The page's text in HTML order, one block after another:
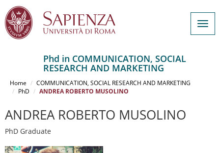
contenuto
Phd in COMMUNICATION, SOCIAL
RESEARCH AND MARKETING
Home
COMMUNICATION, SOCIAL RESEARCH AND MARKETING
PhD
ANDREA ROBERTO MUSOLINO
ANDREA ROBERTO MUSOLINO
PhD Graduate